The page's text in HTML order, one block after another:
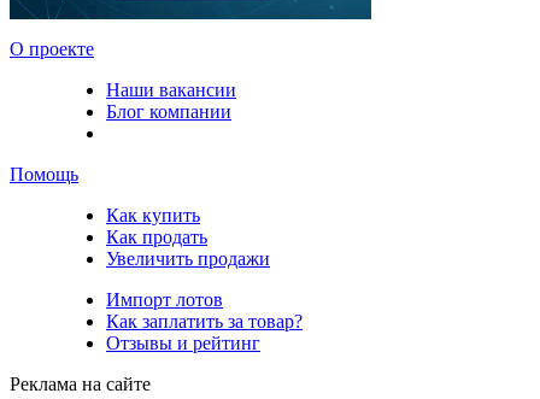
О проекте
Наши вакансии
Блог компании
Помощь
Как купить
Как продать
Увеличить продажи
Импорт лотов
Как заплатить за товар?
Отзывы и рейтинг
Реклама на сайте